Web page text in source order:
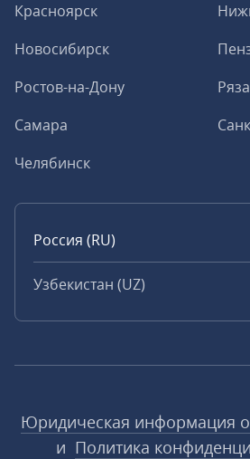
Красноярск
Новосибирск
Ростов-на-Дону
Самара
Челябинск
Россия (RU)
Узбекистан (UZ)
Юридическая информация о
и Политика